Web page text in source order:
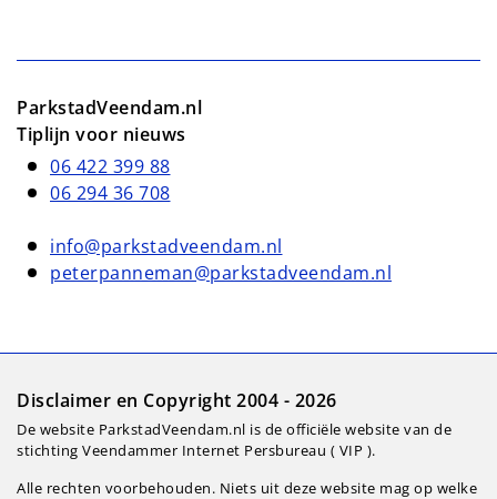
ParkstadVeendam.nl
Tiplijn voor nieuws
06 422 399 88
06 294 36 708
info@parkstadveendam.nl
peterpanneman@parkstadveendam.nl
Disclaimer en Copyright 2004 - 2026
De website ParkstadVeendam.nl is de officiële website van de
stichting Veendammer Internet Persbureau ( VIP ).
Alle rechten voorbehouden. Niets uit deze website mag op welke